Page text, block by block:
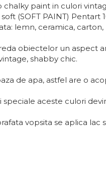
chalky paint in culori
(SOFT PAINT) Pentart
lemn, ceramica, carton,
obiectelor un aspect
shabby chic.
de apa, astfel are o
aceste culori
vopsita se aplica lac